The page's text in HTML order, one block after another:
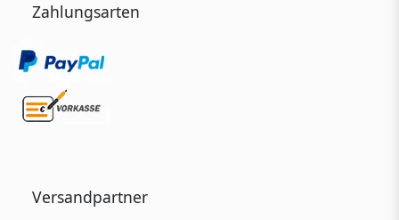
Zahlungsarten
Versandpartner